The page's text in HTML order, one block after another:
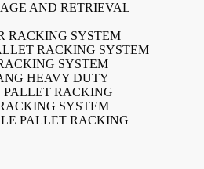
AND RETRIEVAL
RACKING SYSTEM
RACKING SYSTEM
SYSTEM
HEAVY DUTY
PALLET RACKING
SYSTEM
PALLET RACKING